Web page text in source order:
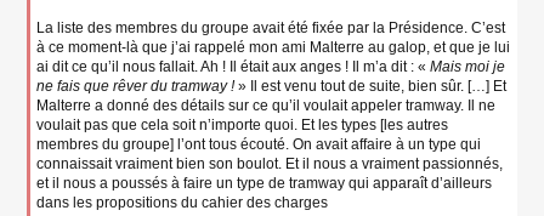
La liste des membres du groupe avait été fixée par la Présidence. C’est
à ce moment-là que j’ai rappelé mon ami Malterre au galop, et que je lui
ai dit ce qu’il nous fallait. Ah ! Il était aux anges ! Il m’a dit : « Mais moi je
ne fais que rêver du tramway !» Il est venu tout de suite, bien sûr. […] Et
Malterre a donné des détails sur ce qu’il voulait appeler tramway. Il ne
voulait pas que cela soit n’importe quoi. Et les types [les autres
membres du groupe] l’ont tous écouté. On avait affaire à un type qui
connaissait vraiment bien son boulot. Et il nous a vraiment passionnés,
et il nous a poussés à faire un type de tramway qui apparaît d’ailleurs
dans les propositions du cahier des charges